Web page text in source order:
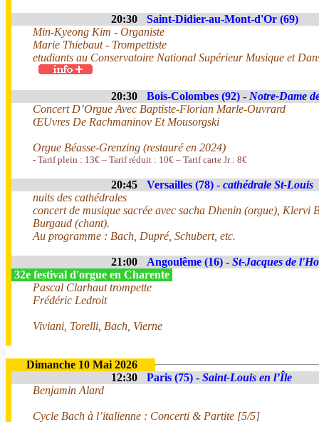
20:30
Saint-Didier-au-Mont-d'Or (69)
Min-Kyeong Kim - Organiste
Marie Thiebaut - Trompettiste
etudiants au Conservatoire National Supérieur Musique et
20:30 Bois-Colombes (92) - Notre-Dame
Concert D’Orgue Avec Baptiste-Florian Marle-Ouvrard
ŒUvres De Rachmaninov Et Mousorgski
Orgue Béasse-Grenzing (restauré en 2024)
- Tarif plein : 13€ – Tarif réduit : 10€ – Tarif carte Jr : 8€
20:45 Versailles (78) - cathédrale St-Louis
nuits des cathédrales
concert de musique sacrée avec sacha Dhenin (orgue), Klervi
Burgaud (chant).
Au programme : Bach, Dupré, Schubert, etc.
21:00 Angoulême (16) - St-Jacques de
32e festival d'orgue en Charente
Pascal Clarhaut trompette
Frédéric Ledroit
Viviani, Torelli, Bach, Vierne
Dimanche 10 Mai 2026
12:30
Paris (75) - Saint-Louis en l’Île
Benjamin Alard
Cycle Bach à l’italienne : Concerti & Partite [5/5]